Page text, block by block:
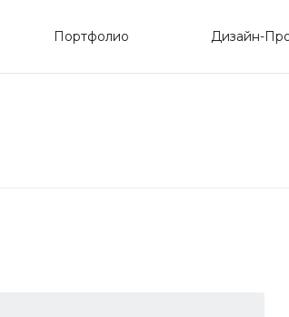
Портфолио Дизайн-